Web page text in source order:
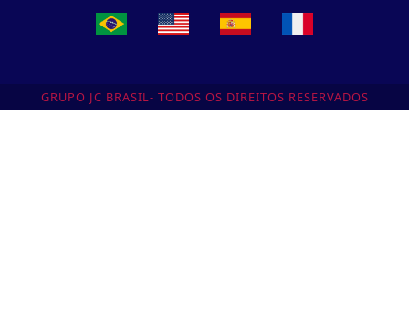
GRUPO JC BRASIL- TODOS OS DIREITOS RESERVADOS